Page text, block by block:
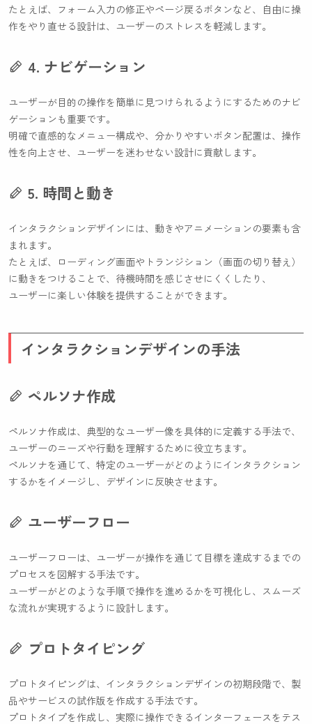
たとえば、フォーム入力の修正やページ戻るボタンなど、自由に操
作をやり直せる設計は、ユーザーのストレスを軽減します。
4. ナビゲーション
ユーザーが目的の操作を簡単に見つけられるようにするためのナビ
ゲーションも重要です。
明確で直感的なメニュー構成や、分かりやすいボタン配置は、操作
性を向上させ、ユーザーを迷わせない設計に貢献します。
5. 時間と動き
インタラクションデザインには、動きやアニメーションの要素も含
まれます。
たとえば、ローディング画面やトランジション（画面の切り替え）
に動きをつけることで、待機時間を感じさせにくくしたり、
ユーザーに楽しい体験を提供することができます。
インタラクションデザインの手法
ペルソナ作成
ペルソナ作成は、典型的なユーザー像を具体的に定義する手法で、
ユーザーのニーズや行動を理解するために役立ちます。
ペルソナを通じて、特定のユーザーがどのようにインタラクション
するかをイメージし、デザインに反映させます。
ユーザーフロー
ユーザーフローは、ユーザーが操作を通じて目標を達成するまでの
プロセスを図解する手法です。
ユーザーがどのような手順で操作を進めるかを可視化し、スムーズ
な流れが実現するように設計します。
プロトタイピング
プロトタイピングは、インタラクションデザインの初期段階で、製
品やサービスの試作版を作成する手法です。
プロトタイプを作成し、実際に操作できるインターフェースをテス